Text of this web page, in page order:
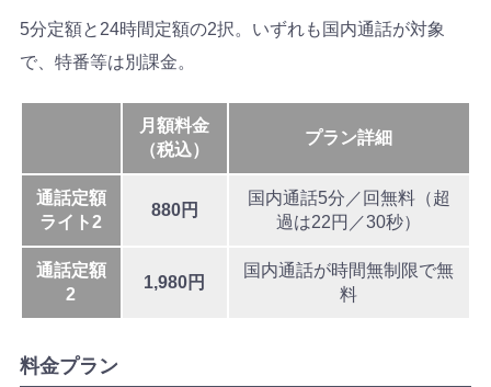
5分定額と24時間定額の2択。いずれも国内通話が対象
で、特番等は別課金。
月額料金
（税込）
プラン詳細
通話定額
ライト2
880円
国内通話5分／回無料（超
過は22円／30秒）
通話定額
2
1,980円
国内通話が時間無制限で無
料
料金プラン